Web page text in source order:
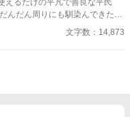
女問わずモテる ⚪︎中田真……両
王子しか知らないし、これから
えるだけの平凡で善良な平民
んだん周りにも馴染んできた
文字数：14,873